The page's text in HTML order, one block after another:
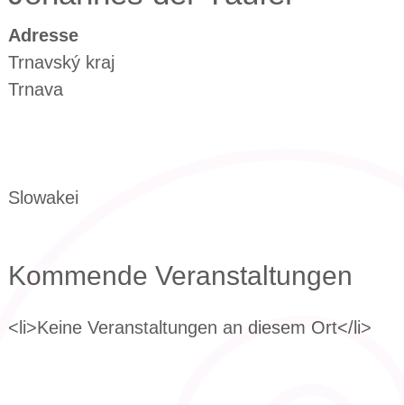
Adresse
Trnavský kraj
Trnava
Slowakei
Kommende Veranstaltungen
<li>Keine Veranstaltungen an diesem Ort</li>